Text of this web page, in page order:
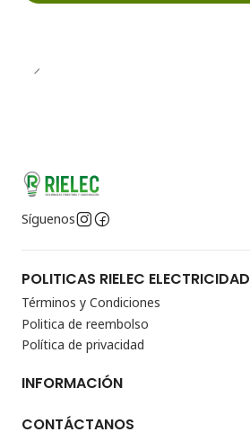
Síguenos
POLITICAS RIELEC ELECTRICIDAD
Términos y Condiciones
Politica de reembolso
Política de privacidad
INFORMACIÓN
CONTÁCTANOS